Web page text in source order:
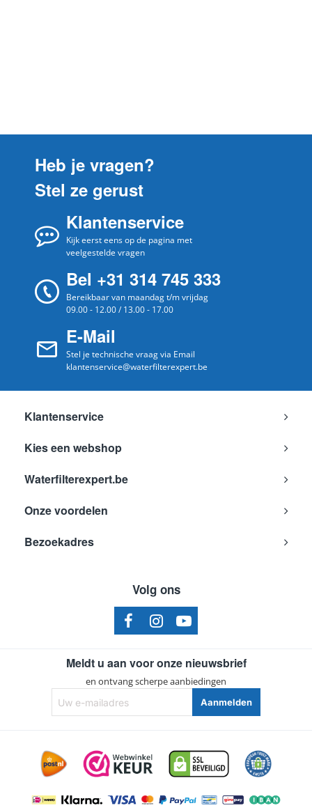
Heb je vragen?
Stel ze gerust
Klantenservice
Kijk eerst eens op de pagina met
veelgestelde vragen
Bel +31 314 745 333
Bereikbaar van maandag t/m vrijdag
09.00 - 12.00 / 13.00 - 17.00
E-Mail
Stel je technische vraag via Email
klantenservice@waterfilterexpert.be
Klantenservice
Kies een webshop
Waterfilterexpert.be
Onze voordelen
Bezoekadres
Volg ons
Meldt u aan voor onze nieuwsbrief
en ontvang scherpe aanbiedingen
e-
mailadres
Aanmelden